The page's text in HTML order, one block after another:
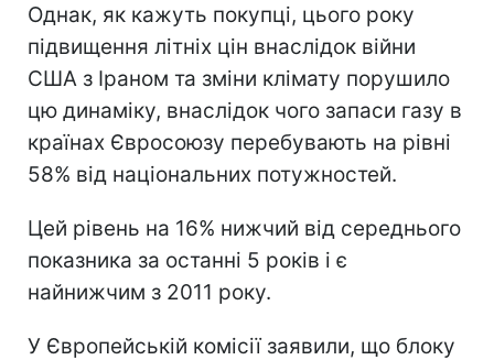
Однак, як кажуть покупці, цього року
підвищення літніх цін внаслідок війни
США з Іраном та зміни клімату порушило
цю динаміку, внаслідок чого запаси газу в
країнах Євросоюзу перебувають на рівні
58% від національних потужностей.
Цей рівень на 16% нижчий від середнього
показника за останні 5 років і є
найнижчим з 2011 року.
У Європейській комісії заявили, що блоку